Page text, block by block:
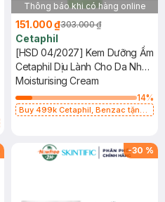
Thông báo khi có hàng online
151.000 ₫303.000 ₫
Cetaphil
[HSD 04/2027] Kem Dưỡng Ẩm
Cetaphil Dịu Lành Cho Da Nhạy
Cảm 100g
Moisturising Cream
14%
Buy 499k Cetaphil, Benzac tặng
-30 %